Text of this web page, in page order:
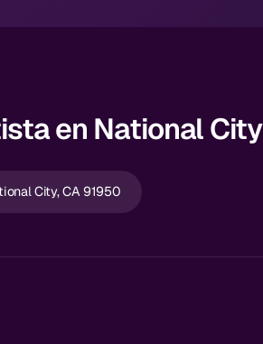
en National City
City, CA 91950